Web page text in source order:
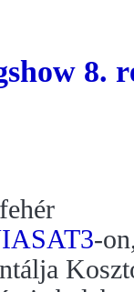
8.
-